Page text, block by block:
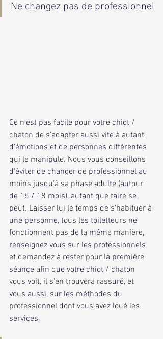
Ne changez pas de professionnel
Ce n'est pas facile pour votre chiot /
chaton de s'adapter aussi vite à autant
d'émotions et de personnes différentes
qui le manipule. Nous vous conseillons
d'éviter de changer de professionnel au
moins jusqu'à sa phase adulte (autour
de 15 / 18 mois), autant que faire se
peut. Laisser lui le temps de s'habituer à
une personne, tous les toiletteurs ne
fonctionnent pas de la même manière,
renseignez vous sur les professionnels
et demandez à rester pour la première
séance afin que votre chiot / chaton
vous voit, il s'en trouvera rassuré, et
vous aussi, sur les méthodes du
professionnel dont vous avez loué les
services.